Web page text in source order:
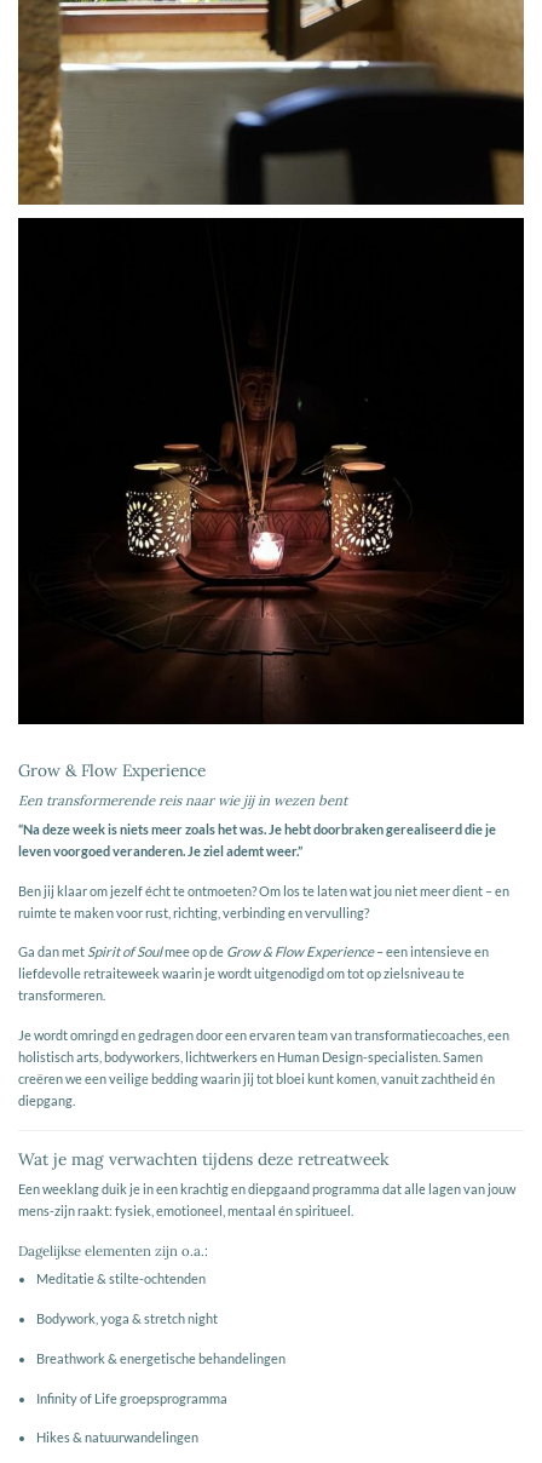
Grow & Flow Experience
Een transformerende reis naar wie jij in wezen bent
“Na deze week is niets meer zoals het was. Je hebt doorbraken gerealiseerd die je
leven voorgoed veranderen. Je ziel ademt weer.”
Ben jij klaar om jezelf écht te ontmoeten? Om los te laten wat jou niet meer dient – en
ruimte te maken voor rust, richting, verbinding en vervulling?
Ga dan met Spirit of Soulmee op de Grow & Flow Experience– een intensieve en
liefdevolle retraiteweek waarin je wordt uitgenodigd om tot op zielsniveau te
transformeren.
Je wordt omringd en gedragen door een ervaren team van transformatiecoaches, een
holistisch arts, bodyworkers, lichtwerkers en Human Design-specialisten. Samen
creëren we een veilige bedding waarin jij tot bloei kunt komen, vanuit zachtheid én
diepgang.
Wat je mag verwachten tijdens deze retreatweek
Een weeklang duik je in een krachtig en diepgaand programma dat alle lagen van jouw
mens-zijn raakt: fysiek, emotioneel, mentaal én spiritueel.
Dagelijkse elementen zijn o.a.:
Meditatie & stilte-ochtenden
Bodywork, yoga & stretch night
Breathwork & energetische behandelingen
Infinity of Life groepsprogramma
Hikes & natuurwandelingen